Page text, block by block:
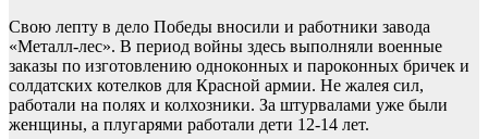
Свою лепту в дело Победы вносили и работники завода
«Металл-лес». В период войны здесь выполняли военные
заказы по изготовлению одноконных и пароконных бричек и
солдатских котелков для Красной армии. Не жалея сил,
работали на полях и колхозники. За штурвалами уже были
женщины, а плугарями работали дети 12-14 лет.